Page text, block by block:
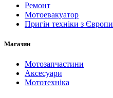
Ремонт
Мотоевакуатор
Пригін техніки з Європи
Магазин
Мотозапчастини
Аксесуари
Мототехніка